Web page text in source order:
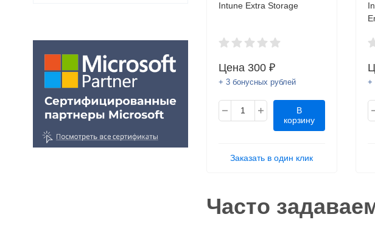
Intune Extra Storage
Цена 300 ₽
+ 3 бонусных рублей
В
корзину
Заказать в один клик
+
Часто